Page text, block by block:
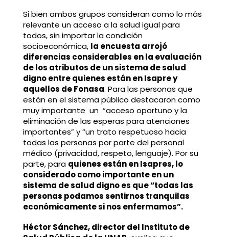
Si bien ambos grupos consideran como lo más
relevante un acceso a la salud igual para
todos, sin importar la condición
socioeconómica, la encuesta arrojó
diferencias considerables en la evaluación
de los atributos de un sistema de salud
digno entre quienes están en Isapre y
aquellos de Fonasa. Para las personas que
están en el sistema público destacaron como
muy importante un “acceso oportuno y la
eliminación de las esperas para atenciones
importantes” y “un trato respetuoso hacia
todas las personas por parte del personal
médico (privacidad, respeto, lenguaje). Por su
parte, para quienes están en Isapres, lo
considerado como importante en un
sistema de salud digno es que “todas las
personas podamos sentirnos tranquilas
económicamente si nos enfermamos”.
Héctor Sánchez, director del Instituto de